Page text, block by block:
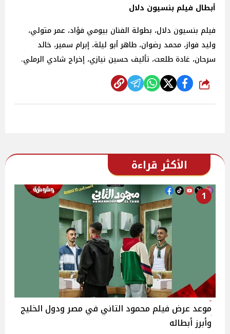
أبطال فيلم بنسيون دلال
فيلم بنسيون دلال، بطولة الفنان بيومي فؤاد، عمر متولي،
وليد فواز، محمد رضوان، طاهر أبو ليلة، إبرام سمير، خالد
سرحان، غادة طلعت، تأليف حسين نيازي، إخراج شادي الرملي.
شارك
الأكثر قراءة
1
موعد عرض فيلم محمود التاني في مصر ودول الخليج
وأبرز أبطاله